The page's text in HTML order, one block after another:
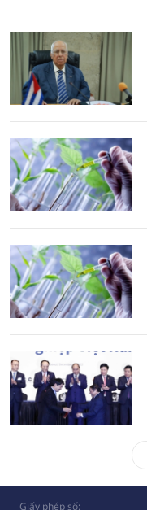
Giấy phép số: